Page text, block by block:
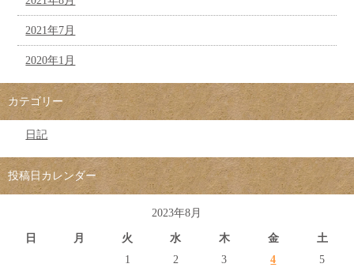
2021年7月
2020年1月
カテゴリー
日記
投稿日カレンダー
2023年8月
日 月 火 水 木 金
土
1
2 3 4 5